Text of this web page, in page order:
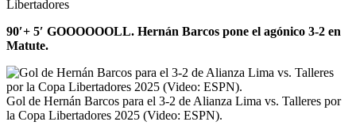
Libertadores
90′+ 5′ GOOOOOOLL. Hernán Barcos pone el agónico 3-2 en
Matute.
Gol de Hernán Barcos para el 3-2 de Alianza Lima vs. Talleres por
la Copa Libertadores 2025 (Video: ESPN).